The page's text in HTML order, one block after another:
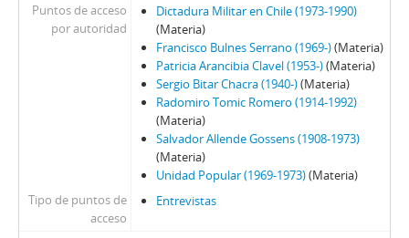
Puntos de acceso
por autoridad
Dictadura Militar en Chile (1973-1990)
(Materia)
Francisco Bulnes Serrano (1969-)(Materia)
Patricia Arancibia Clavel (1953-)(Materia)
Sergio Bitar Chacra (1940-)(Materia)
Radomiro Tomic Romero (1914-1992)
(Materia)
Salvador Allende Gossens (1908-1973)
(Materia)
Unidad Popular (1969-1973)(Materia)
Tipo de puntos de
acceso
Entrevistas